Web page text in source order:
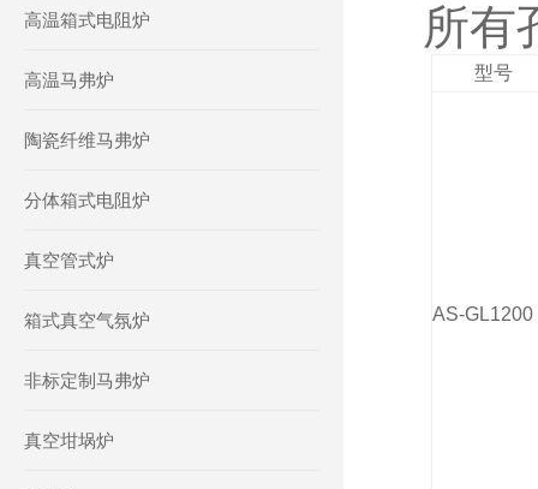
高温箱式电阻炉
高温马弗炉
陶瓷纤维马弗炉
分体箱式电阻炉
真空管式炉
箱式真空气氛炉
非标定制马弗炉
真空坩埚炉
所有
型号
AS-GL1200